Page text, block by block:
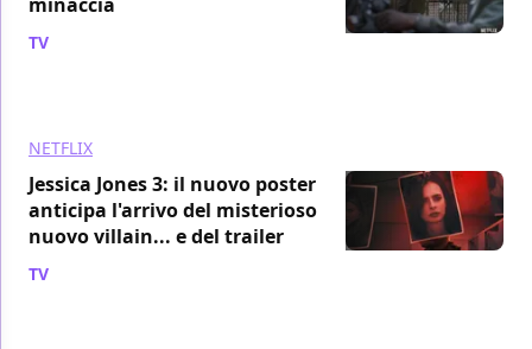
TV
NETFLIX
Jessica Jones 3: il nuovo poster
anticipa l'arrivo del misterioso
nuovo villain... e del trailer
TV